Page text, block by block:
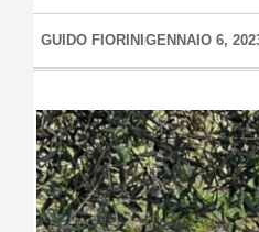
GUIDO FIORINI GENNAIO 6,